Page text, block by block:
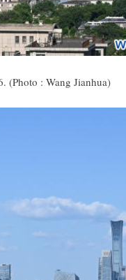
(Photo : Wang Jianhua)